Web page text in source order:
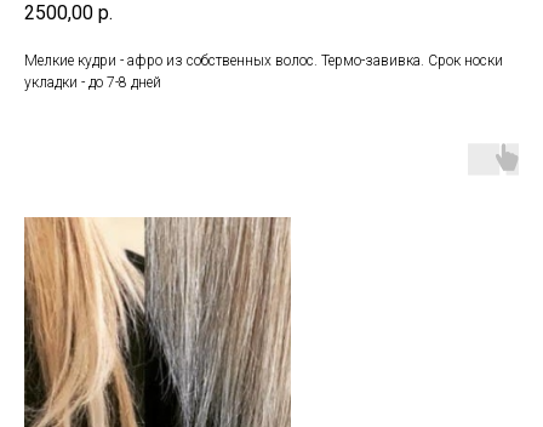
2500,00 р.
Мелкие кудри - афро из собственных волос. Термо-завивка. Срок носки
укладки - до 7-8 дней